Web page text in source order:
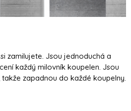
zamilujete. Jsou jednoduchá a
každý milovník koupelen. Jsou
zapadnou do každé koupelny.